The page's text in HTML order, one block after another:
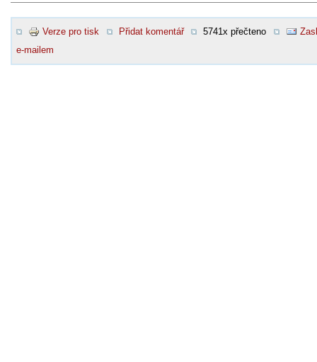
Verze pro tisk Přidat komentář 5741x přečteno
e-mailem